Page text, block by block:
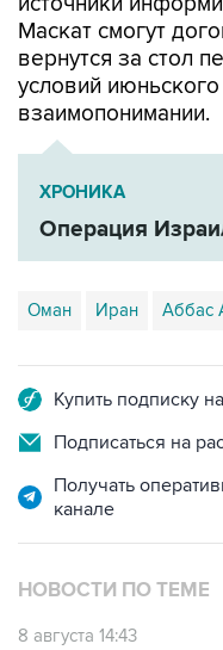
Маскат смогут
вернутся за стол
условий
взаимопонимании.
ХРОНИКА
Операция
Оман Иран Аббас
Купить подписку
Подписаться на
Получать
канале
НОВОСТИ ПО ТЕМЕ
8 августа 14:43